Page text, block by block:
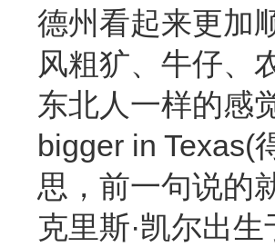
德州看起来更加
风粗犷、牛仔、
东北人一样的感
bigger in Texas(
思，前一句说的
克里斯·凯尔出